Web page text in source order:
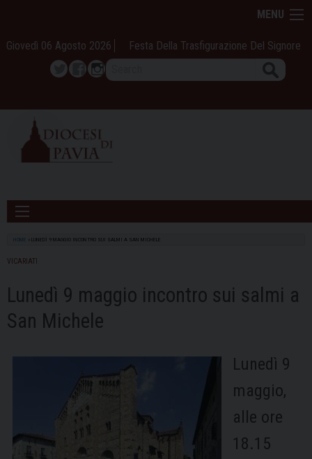
content
MENU
Giovedì 06 Agosto 2026 Festa Della Trasfigurazione Del Signore
TwitterFacebook
Instagram
HOME LUNEDÌ 9 MAGGIO INCONTRO SUI SALMI A SAN MICHELE
VICARIATI
Lunedì 9 maggio incontro sui salmi a
San Michele
Lunedì 9
maggio,
alle ore
18.15